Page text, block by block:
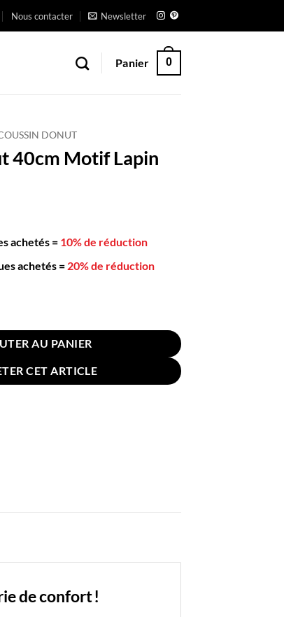
Nous contacter Newsletter
Panier 0
DONUT
40cm Motif Lapin
achetés = 10% de réduction
achetés = 20% de réduction
Motif Lapin
AU PANIER
CET ARTICLE
de confort !